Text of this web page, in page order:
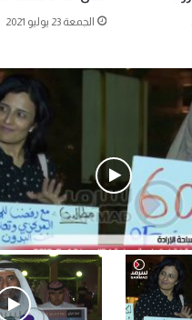
الجمعة 23 يوليو 2021
في ساحة الإرادة 4-5-2019.